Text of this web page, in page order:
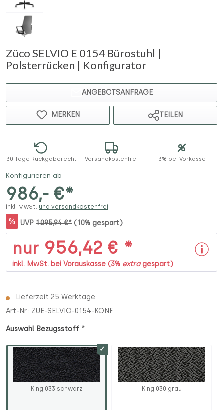
Züco SELVIO E 0154 Bürostuhl |
Polsterrücken | Konfigurator
ANGEBOTSANFRAGE
MERKEN TEILEN
30 Tage Rückgaberecht Versandkostenfrei 3% bei Vorkasse
Konfigurieren ab
986,- €*
inkl. MwSt. und versandkostenfrei
% UVP 1.095,94 €* (10% gespart)
nur 956,42 € *
inkl. MwSt. bei Vorauskasse (3% extragespart)
Lieferzeit 25 Werktage
Art-Nr.: ZUE-SELVIO-0154-KONF
Auswahl Bezugsstoff *
King 033 schwarz King 030 grau